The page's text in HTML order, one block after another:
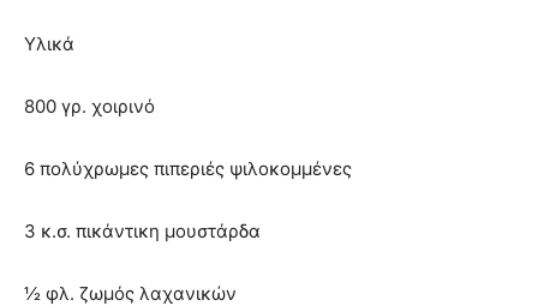
Υλικά
800 γρ. χοιρινό
6 πολύχρωμες πιπεριές ψιλοκομμένες
3 κ.σ. πικάντικη μουστάρδα
½ φλ. ζωμός λαχανικών